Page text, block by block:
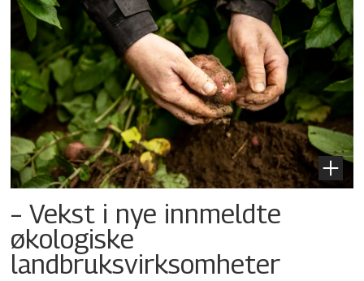
– Vekst i nye innmeldte
økologiske
landbruksvirksomheter